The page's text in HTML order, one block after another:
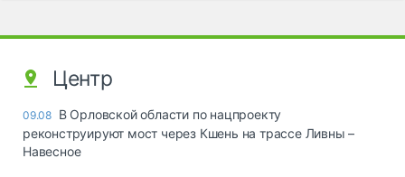
Центр
09.08 В Орловской области по нацпроекту
реконструируют мост через Кшень на трассе Ливны –
Навесное